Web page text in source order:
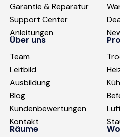
Garantie & Reparatur
Support Center
Anleitungen
Über uns
Team
Leitbild
Ausbildung
Blog
Kundenbewertungen
Kontakt
Räume